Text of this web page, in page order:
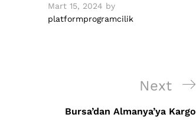
Mart 15, 2024 by
platformprogramcilik
Next
Post
Next
Bursa’dan Almanya’ya Kargo